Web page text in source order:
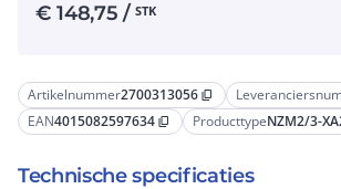
Artikelnummer2700313056 content_copy
EAN4015082597634 content_copy ProducttypeNZM2/3-
Technische specificaties
€148,75 / STK